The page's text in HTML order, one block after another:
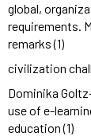
global,
requirements.
remarks (1)
civilization
Dominika
use of e-
education (1)